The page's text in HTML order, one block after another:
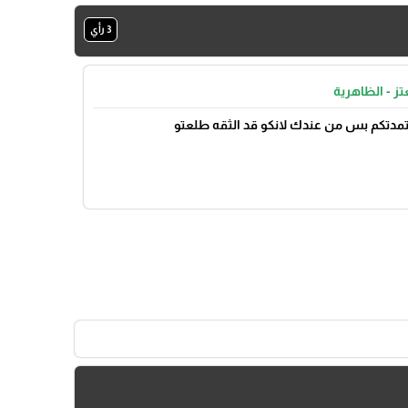
3 رأي
- الظاهرية
بس من عندك لانكو قد الثقه طلعتو